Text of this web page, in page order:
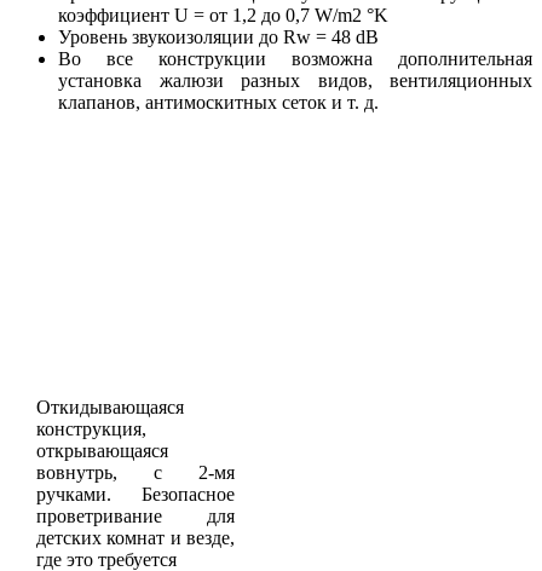
коэффициент U = от 1,2 до 0,7 W/m2 °K
Уровень звукоизоляции до Rw = 48 dB
Во все конструкции возможна дополнительная
установка жалюзи разных видов, вентиляционных
клапанов, антимоскитных сеток и т. д.
Откидывающаяся
конструкция,
открывающаяся
вовнутрь, с 2-мя
ручками. Безопасное
проветривание для
детских комнат и везде,
где это требуется